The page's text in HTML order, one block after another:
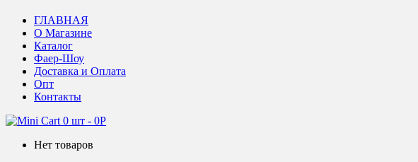
ГЛАВНАЯ
О Магазине
Каталог
Фаер-Шоу
Доставка и Оплата
Опт
Контакты
0 шт - 0Р
Нет товаров